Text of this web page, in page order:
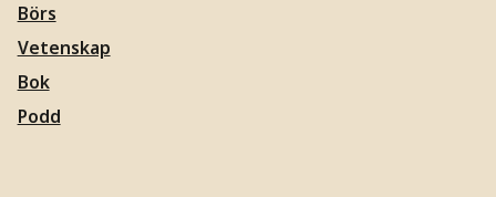
Börs
Vetenskap
Bok
Podd